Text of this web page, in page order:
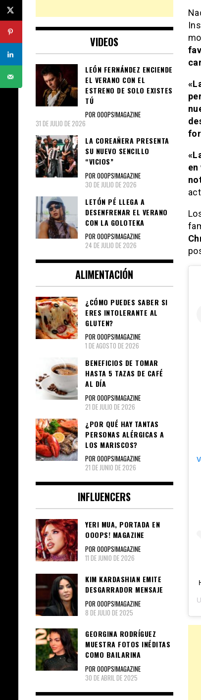
VIDEOS
LEÓN FERNÁNDEZ ENCIENDE
EL VERANO CON EL
ESTRENO DE SOLO EXISTES
TÚ
POR OOOPS!MAGAZINE
31 DE JULIO DE 2026
LA COREAÑERA PRESENTA
SU NUEVO SENCILLO
“VICIOS”
POR OOOPS!MAGAZINE
30 DE JULIO DE 2026
LETÓN PÉ LLEGA A
DESENFRENAR EL VERANO
CON LA GOLOTEKA
POR OOOPS!MAGAZINE
24 DE JULIO DE 2026
ALIMENTACIÓN
¿CÓMO PUEDES SABER SI
ERES INTOLERANTE AL
GLUTEN?
POR OOOPS!MAGAZINE
1 DE AGOSTO DE 2026
BENEFICIOS DE TOMAR
HASTA 5 TAZAS DE CAFÉ
AL DÍA
POR OOOPS!MAGAZINE
21 DE JULIO DE 2026
¿POR QUÉ HAY TANTAS
PERSONAS ALÉRGICAS A
LOS MARISCOS?
POR OOOPS!MAGAZINE
21 DE JUNIO DE 2026
INFLUENCERS
YERI MUA, PORTADA EN
OOOPS! MAGAZINE
POR OOOPS!MAGAZINE
11 DE JUNIO DE 2026
KIM KARDASHIAN EMITE
DESGARRADOR MENSAJE
POR OOOPS!MAGAZINE
8 DE JULIO DE 2025
GEORGINA RODRÍGUEZ
MUESTRA FOTOS INÉDITAS
COMO BAILARINA
POR OOOPS!MAGAZINE
30 DE ABRIL DE 2025